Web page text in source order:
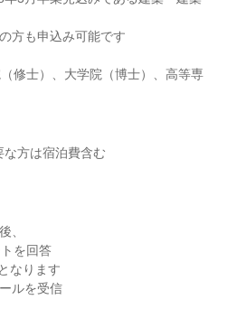
方も申込み可能です
修士）、大学院（博士）、高等専
方は宿泊費含む
、
を回答
なります
ルを受信